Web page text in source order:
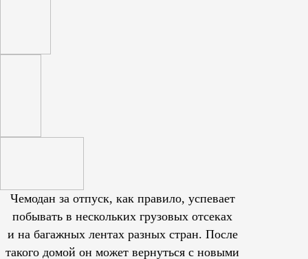
Чемодан за отпуск, как правило, успевает
побывать в нескольких грузовых отсеках
и на багажных лентах разных стран. После
такого домой он может вернуться с новыми